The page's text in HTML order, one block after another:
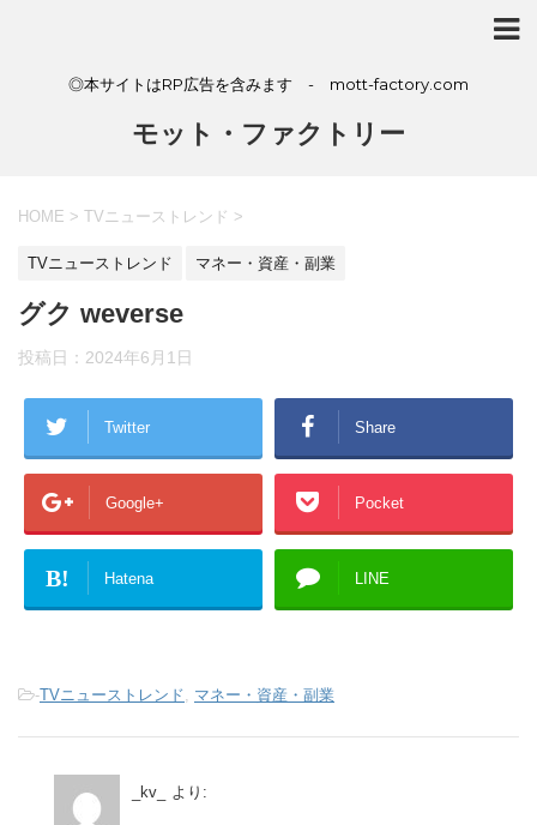
◎本サイトはRP広告を含みます - mott-factory.com
モット・ファクトリー
HOME > TVニューストレンド >
TVニューストレンド マネー・資産・副業
グク weverse
投稿日： 2024年6月1日
Twitter Share
Google+ Pocket
B! Hatena LINE
-TVニューストレンド, マネー・資産・副業
_kv_ より: